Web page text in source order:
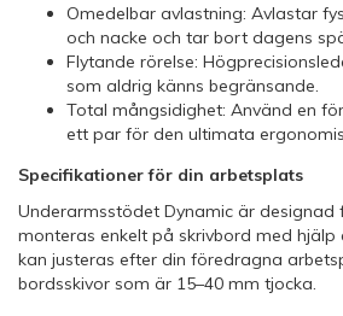
Omedelbar avlastning: Avlastar
och nacke och tar bort dagens
Flytande rörelse:
som aldrig känns begränsande.
Total mångsidighet: Använd en
ett par för den ultimata
Specifikationer för din arbetsplats
Underarmsstödet Dynamic är
monteras enkelt på skrivbord med hjälp
kan justeras efter din föredragna
bordsskivor som är 15–40 mm tjocka.